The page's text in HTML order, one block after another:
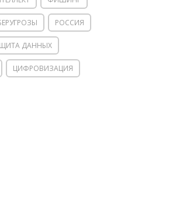
РОССИЯ
ДАННЫХ
ЦИФРОВИЗАЦИЯ